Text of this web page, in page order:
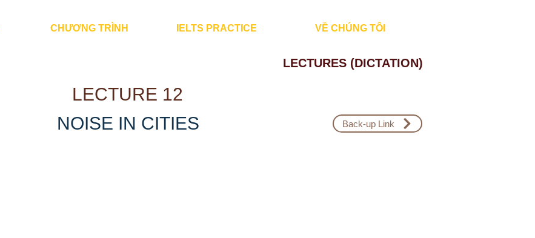
CHƯƠNG TRÌNH IELTS PRACTICE VỀ CHÚNG TÔI
LECTURES (DICTATION)
LECTURE 12
NOISE IN CITIES
Back-up Link